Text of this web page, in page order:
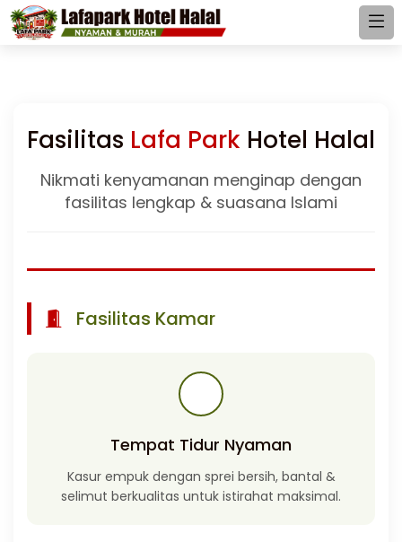
Fasilitas Lafa Park Hotel Halal
Nikmati kenyamanan menginap dengan
fasilitas lengkap & suasana Islami
Fasilitas Kamar
Tempat Tidur Nyaman
Kasur empuk dengan sprei bersih, bantal &
selimut berkualitas untuk istirahat maksimal.